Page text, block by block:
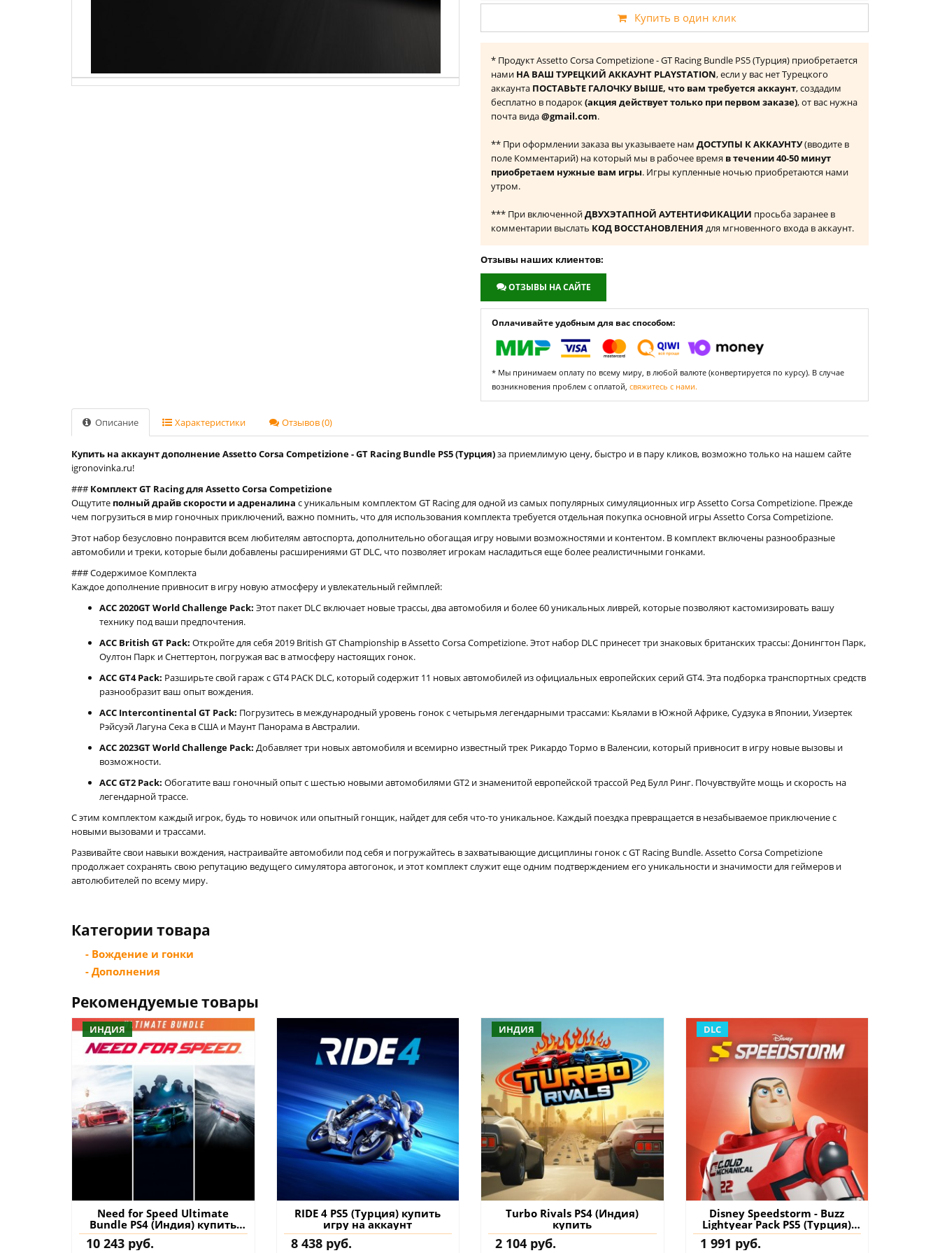
Купить в один клик
* Продукт Assetto Corsa Competizione - GT Racing Bundle PS5 (Турция) приобретается
нами НА ВАШ ТУРЕЦКИЙ АККАУНТ PLAYSTATION, если у вас нет Турецкого
аккаунта ПОСТАВЬТЕ ГАЛОЧКУ ВЫШЕ, что вам требуется аккаунт, создадим
бесплатно в подарок(акция действует только при первом заказе), от вас нужна
почта вида@gmail.com.
** При оформлении заказа вы указываете нам ДОСТУПЫ К АККАУНТУ(вводите в
поле Комментарий) на который мы в рабочее время в течении 40-50 минут
приобретаем нужные вам игры. Игры купленные ночью приобретаются нами
утром.
*** При включеннойДВУХЭТАПНОЙ АУТЕНТИФИКАЦИИ просьба заранее в
комментарии выслать КОД ВОССТАНОВЛЕНИЯ для мгновенного входа в аккаунт.
Отзывы наших клиентов:
ОТЗЫВЫ НА САЙТЕ
Оплачивайте удобным для вас способом:
* Мы принимаем оплату по всему миру, в любой валюте (конвертируется по курсу). В случае
возникновения проблем с оплатой, свяжитесь с нами.
Описание Характеристики Отзывов (0)
Купить на аккаунт дополнение Assetto Corsa Competizione - GT Racing Bundle PS5 (Турция)за приемлимую цену, быстро и в пару кликов, возможно только на нашем сайте
igronovinka.ru!
### Комплект GT Racing для Assetto Corsa Competizione
Ощутите полный драйв скорости и адреналина с уникальным комплектом GT Racing для одной из самых популярных симуляционных игр Assetto Corsa Competizione. Прежде
чем погрузиться в мир гоночных приключений, важно помнить, что для использования комплекта требуется отдельная покупка основной игры Assetto Corsa Competizione.
Этот набор безусловно понравится всем любителям автоспорта, дополнительно обогащая игру новыми возможностями и контентом. В комплект включены разнообразные
автомобили и треки, которые были добавлены расширениями GT DLC, что позволяет игрокам насладиться еще более реалистичными гонками.
### Содержимое Комплекта
Каждое дополнение привносит в игру новую атмосферу и увлекательный геймплей:
ACC 2020GT World Challenge Pack: Этот пакет DLC включает новые трассы, два автомобиля и более 60 уникальных ливрей, которые позволяют кастомизировать вашу
технику под ваши предпочтения.
ACC British GT Pack: Откройте для себя 2019 British GT Championship в Assetto Corsa Competizione. Этот набор DLC принесет три знаковых британских трассы: Донингтон Парк,
Оултон Парк и Снеттертон, погружая вас в атмосферу настоящих гонок.
ACC GT4 Pack: Разширьте свой гараж с GT4 PACK DLC, который содержит 11 новых автомобилей из официальных европейских серий GT4. Эта подборка транспортных средств
разнообразит ваш опыт вождения.
ACC Intercontinental GT Pack: Погрузитесь в международный уровень гонок с четырьмя легендарными трассами: Кьялами в Южной Африке, Судзука в Японии, Уизертек
Рэйсуэй Лагуна Сека в США и Маунт Панорама в Австралии.
ACC 2023GT World Challenge Pack: Добавляет три новых автомобиля и всемирно известный трек Рикардо Тормо в Валенсии, который привносит в игру новые вызовы и
возможности.
ACC GT2 Pack: Обогатите ваш гоночный опыт с шестью новыми автомобилями GT2 и знаменитой европейской трассой Ред Булл Ринг. Почувствуйте мощь и скорость на
легендарной трассе.
С этим комплектом каждый игрок, будь то новичок или опытный гонщик, найдет для себя что-то уникальное. Каждый поездка превращается в незабываемое приключение с
новыми вызовами и трассами.
Развивайте свои навыки вождения, настраивайте автомобили под себя и погружайтесь в захватывающие дисциплины гонок с GT Racing Bundle. Assetto Corsa Competizione
продолжает сохранять свою репутацию ведущего симулятора автогонок, и этот комплект служит еще одним подтверждением его уникальности и значимости для геймеров и
автолюбителей по всему миру.
Категории товара
- Вождение и гонки
- Дополнения
Рекомендуемые товары
ИНДИЯ
Need for Speed Ultimate
Bundle PS4 (Индия) купить
игру на аккаунт
10 243 руб.
RIDE 4 PS5 (Турция) купить
игру на аккаунт
8 438 руб.
ИНДИЯ
Turbo Rivals PS4 (Индия)
купить
2 104 руб.
DLC
Disney Speedstorm - Buzz
Lightyear Pack PS5 (Турция)
купить дополнение на
аккаунт
1 991 руб.